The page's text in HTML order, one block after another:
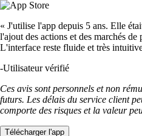
« J'utilise l'app depuis 5 ans. Elle
l'ajout des actions et des marchés
L'interface reste fluide et très
-Utilisateur vérifié
Ces avis sont personnels et non
futurs. Les délais du service client
comporte des risques et la valeur
Télécharger l'app